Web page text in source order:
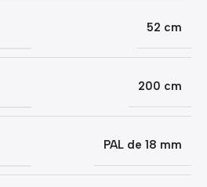
52 cm
200 cm
PAL de 18 mm